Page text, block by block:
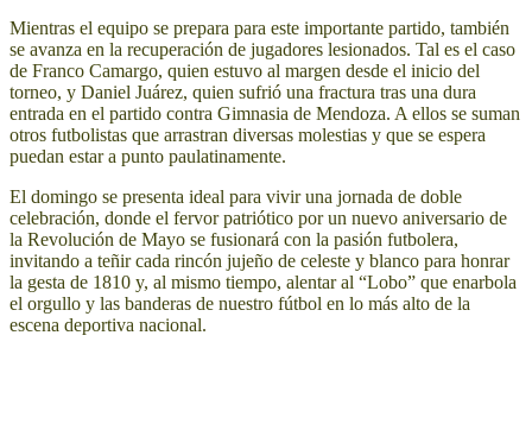
Mientras el equipo se prepara para este importante partido, también
se avanza en la recuperación de jugadores lesionados. Tal es el caso
de Franco Camargo, quien estuvo al margen desde el inicio del
torneo, y Daniel Juárez, quien sufrió una fractura tras una dura
entrada en el partido contra Gimnasia de Mendoza. A ellos se suman
otros futbolistas que arrastran diversas molestias y que se espera
puedan estar a punto paulatinamente.
El domingo se presenta ideal para vivir una jornada de doble
celebración, donde el fervor patriótico por un nuevo aniversario de
la Revolución de Mayo se fusionará con la pasión futbolera,
invitando a teñir cada rincón jujeño de celeste y blanco para honrar
la gesta de 1810 y, al mismo tiempo, alentar al “Lobo” que enarbola
el orgullo y las banderas de nuestro fútbol en lo más alto de la
escena deportiva nacional.